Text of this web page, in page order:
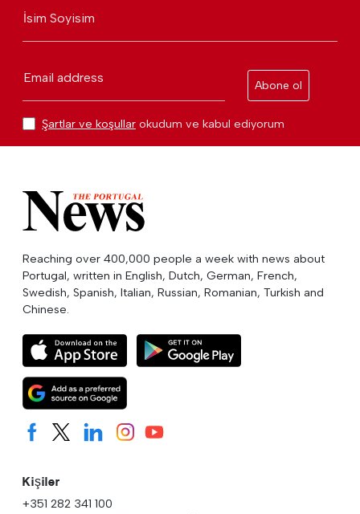
İsim Soyisim
Email address
Abone ol
Şartlar ve koşullar okudum ve kabul ediyorum
Reaching over 400,000 people a week with news about
Portugal, written in English, Dutch, German, French,
Swedish, Spanish, Italian, Russian, Romanian, Turkish and
Chinese.
Kişiler
+351 282 341 100